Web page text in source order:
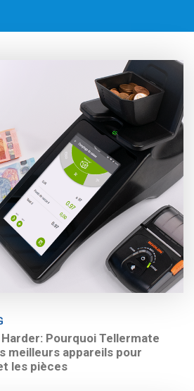
Pourquoi Tellermate
meilleurs appareils pour
les pièces